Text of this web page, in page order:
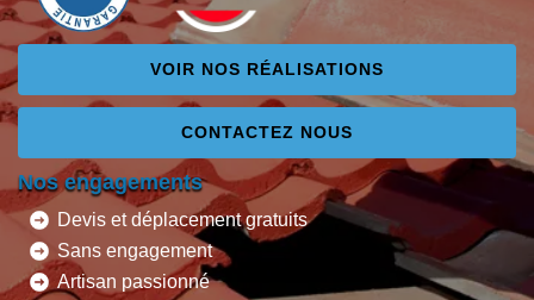
VOIR NOS RÉALISATIONS
CONTACTEZ NOUS
Nos engagements
Devis et déplacement gratuits
Sans engagement
Artisan passionné